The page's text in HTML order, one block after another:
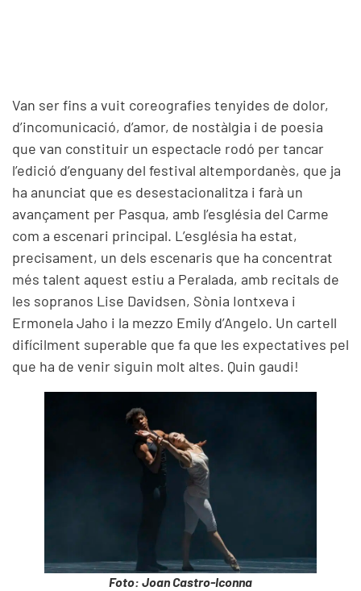
Van ser fins a vuit coreografies tenyides de dolor,
d’incomunicació, d’amor, de nostàlgia i de poesia
que van constituir un espectacle rodó per tancar
l’edició d’enguany del festival altempordanès, que ja
ha anunciat que es desestacionalitza i farà un
avançament per Pasqua, amb l’església del Carme
com a escenari principal. L’església ha estat,
precisament, un dels escenaris que ha concentrat
més talent aquest estiu a Peralada, amb recitals de
les sopranos Lise Davidsen, Sònia Iontxeva i
Ermonela Jaho i la mezzo Emily d’Angelo. Un cartell
difícilment superable que fa que les expectatives pel
que ha de venir siguin molt altes. Quin gaudi!
Foto: Joan Castro-Iconna